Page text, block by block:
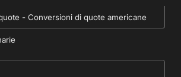
- Conversioni di quote americane